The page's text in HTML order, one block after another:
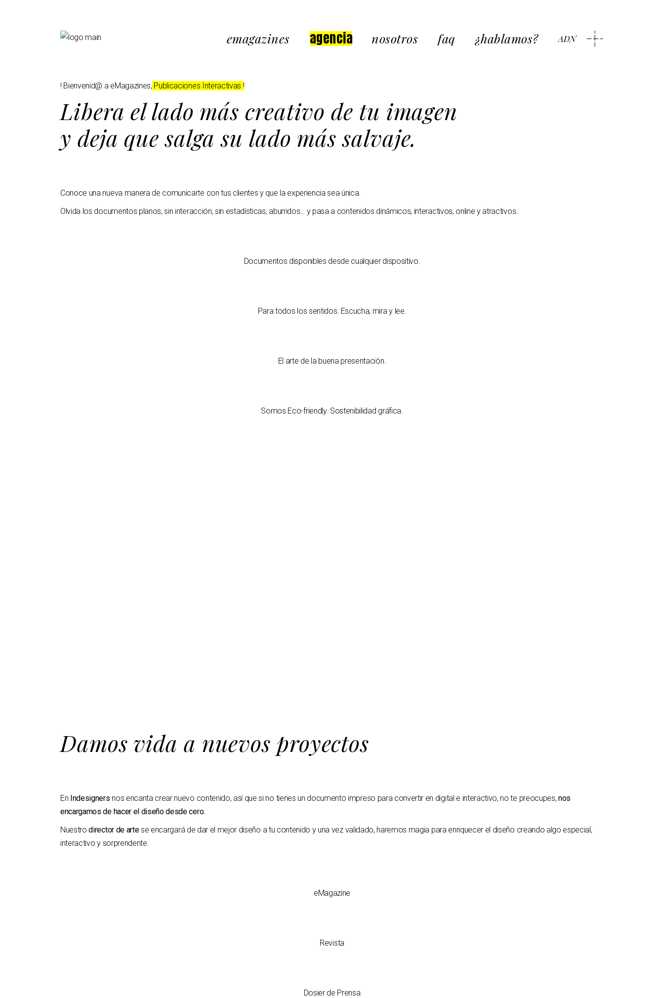
emagazines
Travelplan
Special Tours
Leplan
Mundosenior
Jolidey
agencia nosotros faq ¿hablamos? ADN
! Bienvenid@ a eMagazines, Publicaciones Interactivas !
Libera el lado más creativo de tu imagen
y deja que salga su lado más salvaje.
Conoce una nueva manera de comunicarte con tus clientes y que la experiencia sea única.
Olvida los documentos planos, sin interacción, sin estadísticas, aburridos… y pasa a contenidos dinámicos, interactivos, online y atractivos.
Documentos disponibles desde cualquier dispositivo.
Para todos los sentidos. Escucha, mira y lee.
El arte de la buena presentación.
Somos Eco-friendly. Sostenibilidad gráfica.
Damos vida a nuevos proyectos
En Indesigners nos encanta crear nuevo contenido, así que si no tienes un documento impreso para convertir en digital e interactivo, no te preocupes,nos
encargamos de hacer el diseño desde cero.
Nuestrodirector de artese encargará de dar el mejor diseño a tu contenido y una vez validado, haremos magia para enriquecer el diseño creando algo especial,
interactivo y sorprendente.
eMagazine
Revista
Dosier de Prensa